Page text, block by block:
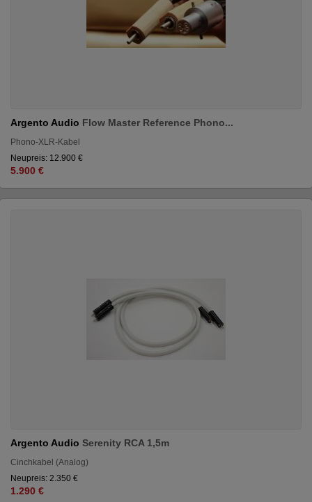
Argento Audio Flow Master Reference Phono...
Phono-XLR-Kabel
Neupreis: 12.900 €
5.900 €
Argento Audio Serenity RCA 1,5m
Cinchkabel (Analog)
Neupreis: 2.350 €
1.290 €